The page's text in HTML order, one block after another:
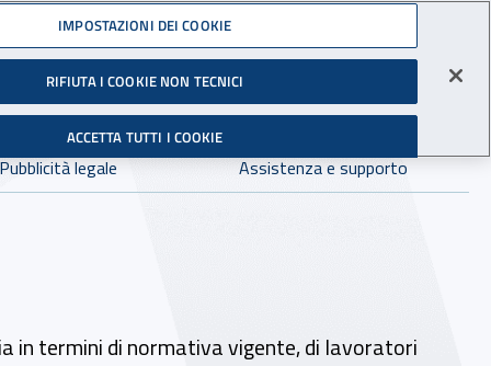
Infortuni sul Lavoro
Facebook - Sito esterno - Apertura in nuova finestra
X - Sito esterno - Apertura in nuova finestra
Instagram - Sito esterno - Apertura in
Linkedin - Sito esterno -
Youtube - Sito esterno -
Tiktok - SitoSpreaker -
Dove cercare:
in:tutto INAIL.it
Pubblicità legale Assistenza e supporto
in termini di normativa vigente, di lavoratori
IMPOSTAZIONI DEI COOKIE
RIFIUTA I COOKIE NON TECNICI
ACCETTA TUTTI I COOKIE